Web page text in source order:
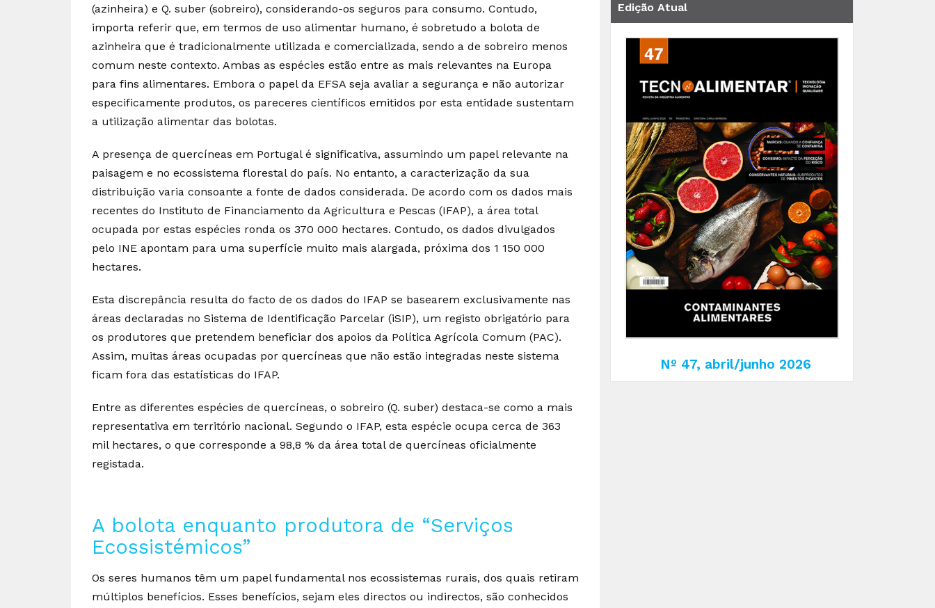
(azinheira) e Q. suber (sobreiro), considerando-os seguros para consumo. Contudo,
importa referir que, em termos de uso alimentar humano, é sobretudo a bolota de
azinheira que é tradicionalmente utilizada e comercializada, sendo a de sobreiro menos
comum neste contexto. Ambas as espécies estão entre as mais relevantes na Europa
para fins alimentares. Embora o papel da EFSA seja avaliar a segurança e não autorizar
especificamente produtos, os pareceres científicos emitidos por esta entidade sustentam
a utilização alimentar das bolotas.
A presença de quercíneas em Portugal é significativa, assumindo um papel relevante na
paisagem e no ecossistema florestal do país. No entanto, a caracterização da sua
distribuição varia consoante a fonte de dados considerada. De acordo com os dados mais
recentes do Instituto de Financiamento da Agricultura e Pescas (IFAP), a área total
ocupada por estas espécies ronda os 370 000 hectares. Contudo, os dados divulgados
pelo INE apontam para uma superfície muito mais alargada, próxima dos 1 150 000
hectares.
Esta discrepância resulta do facto de os dados do IFAP se basearem exclusivamente nas
áreas declaradas no Sistema de Identificação Parcelar (iSIP), um registo obrigatório para
os produtores que pretendem beneficiar dos apoios da Política Agrícola Comum (PAC).
Assim, muitas áreas ocupadas por quercíneas que não estão integradas neste sistema
ficam fora das estatísticas do IFAP.
Entre as diferentes espécies de quercíneas, o sobreiro (Q. suber) destaca-se como a mais
representativa em território nacional. Segundo o IFAP, esta espécie ocupa cerca de 363
mil hectares, o que corresponde a 98,8 % da área total de quercíneas oficialmente
registada.
A bolota enquanto produtora de “Serviços
Ecossistémicos”
Os seres humanos têm um papel fundamental nos ecossistemas rurais, dos quais retiram
múltiplos benefícios. Esses benefícios, sejam eles directos ou indirectos, são conhecidos
Edição Atual
Nº 47, abril/junho 2026